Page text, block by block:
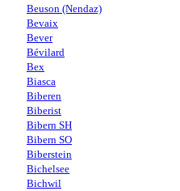
Beuson (Nendaz)
Bevaix
Bever
Bévilard
Bex
Biasca
Biberen
Biberist
Bibern SH
Bibern SO
Biberstein
Bichelsee
Bichwil